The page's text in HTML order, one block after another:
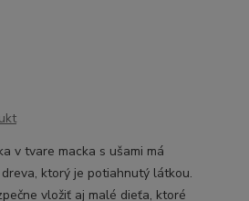
v tvare macka s ušami má
dreva, ktorý je potiahnutý látkou.
vložiť aj malé dieťa, ktoré